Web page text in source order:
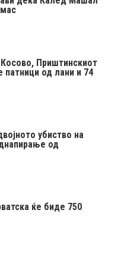
Косово, Приштинскиот
патници од лани и 74
убиство на
од
ќе биде 750